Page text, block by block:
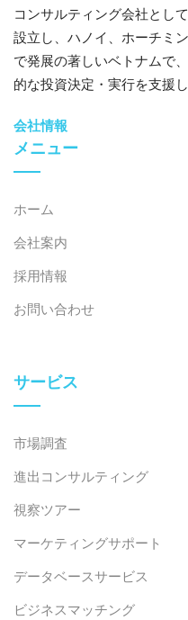
コンサルティング会社とし
設立し、ハノイ、ホーチミ
で発展の著しいベトナムで
的な投資決定・実行を支援し
会社情報
メニュー
ホーム
会社案内
採用情報
お問い合わせ
サービス
市場調査
進出コンサルティング
視察ツアー
マーケティングサポート
データベースサービス
ビジネスマッチング